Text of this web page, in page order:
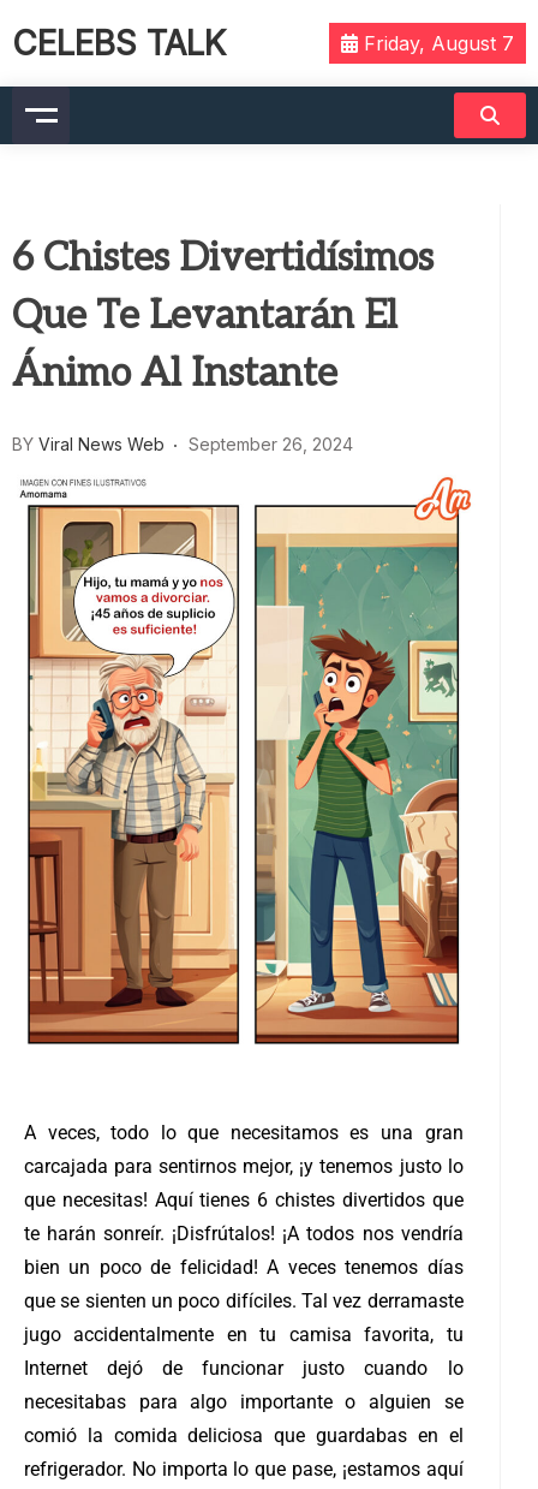
CELEBS TALK Friday, August 7
6 Chistes Divertidísimos
Que Te Levantarán El
Ánimo Al Instante
BY Viral News Web September 26, 2024
A veces, todo lo que necesitamos es una gran
carcajada para sentirnos mejor, ¡y tenemos justo lo
que necesitas! Aquí tienes 6 chistes divertidos que
te harán sonreír. ¡Disfrútalos! ¡A todos nos vendría
bien un poco de felicidad! A veces tenemos días
que se sienten un poco difíciles. Tal vez derramaste
jugo accidentalmente en tu camisa favorita, tu
Internet dejó de funcionar justo cuando lo
necesitabas para algo importante o alguien se
comió la comida deliciosa que guardabas en el
refrigerador. No importa lo que pase, ¡estamos aquí